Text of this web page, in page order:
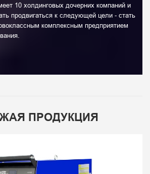
10 холдинговых дочерних компаний и
продвигаться к следующей цели - стать
комплексным предприятием
ПРОДУКЦИЯ